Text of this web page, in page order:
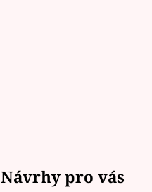
Návrhy pro vás